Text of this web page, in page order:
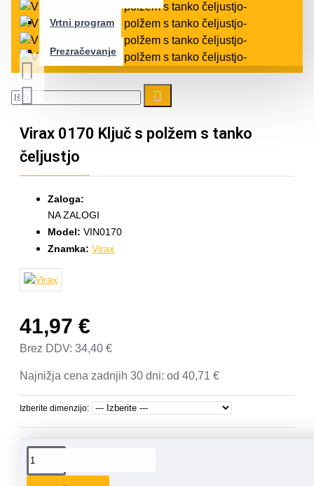
Vrtni program
Prezračevanje
Virax 0170 Ključ s polžem s tanko
čeljustjo
Zaloga:
NA ZALOGI
Model: VIN0170
Znamka: Virax
41,97 €
Brez DDV: 34,40 €
Najnižja cena zadnjih 30 dni: od 40,71 €
Izberite dimenzijo: